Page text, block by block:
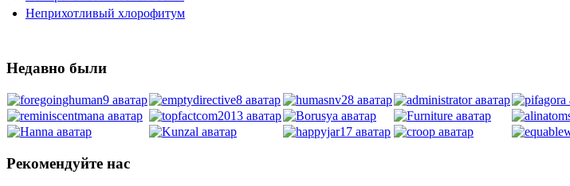
Неприхотливый хлорофитум
Недавно были
Рекомендуйте нас